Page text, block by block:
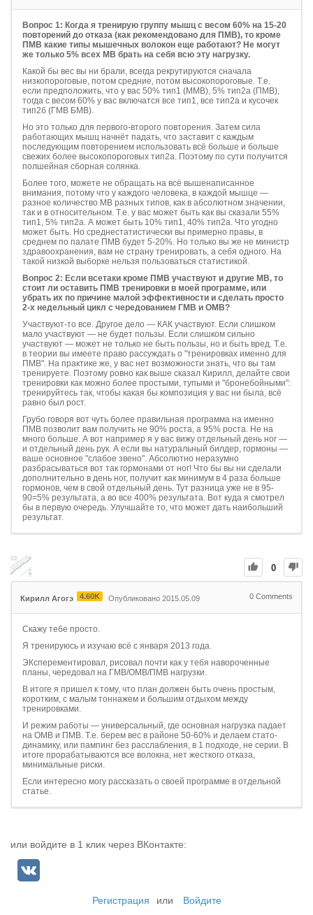
Вопрос 1: Когда я тренирую группу мышц с весом 60% на 15-20
повторений до отказа (как рекомендовано для ПМВ), то кроме
ПМВ какие типы мышечных волокон еще работают? Не могут
же только 5% всех МВ брать на себя всю эту нагрузку.
Какой бы вес вы ни брали, всегда рекрутируются сначала
низкопороговые, потом средние, потом высокопороговые. Т.е.
если предположить, что у вас 50% тип1 (ММВ), 5% тип2а (ПМВ),
тогда с весом 60% у вас включатся все тип1, все тип2а и кусочек
тип2б (ГМВ БМВ).
Но это только для первого-второго повторения. Затем сила
работающих мышц начнёт падать, что заставит с каждым
последующим повторением использовать всё больше и больше
свежих более высокопороговых тип2а. Поэтому по сути получится
полшейная сборная солянка.
Более того, можете не обращать на всё вышенаписанное
внимания, потому что у каждого человека, в каждой мышце —
разное количество МВ разных типов, как в абсолютном значении,
так и в относительном. Т.е. у вас может быть как вы сказали 55%
тип1, 5% тип2а. А может быть 10% тип1, 40% тип2а. Что угодно
может быть. Но среднестатистически вы примерно правы, в
среднем по палате ПМВ будет 5-20%. Но только вы же не министр
здравоохранения, вам не страну тренировать, а себя одного. На
такой низкой выборке нельзя пользоваться статистикой.
Вопрос 2: Если всетаки кроме ПМВ участвуют и другие МВ, то
стоит ли оставить ПМВ тренировки в моей программе, или
убрать их по причине малой эффективности и сделать просто
2-х недельный цикл с чередованием ГМВ и ОМВ?
Участвуют-то все. Другое дело — КАК участвуют. Если слишком
мало участвуют — не будет пользы. Если слишком сильно
участвуют — может не только не быть пользы, но и быть вред. Т.е.
в теории вы имеете право рассуждать о "тренировках именно для
ПМВ". На практике же, у вас нет возможности знать, что вы там
тренируете. Поэтому ровно как выше сказал Кирилл, делайте свои
тренировки как можно более простыми, тупыми и "бронебойными":
тренируйтесь так, чтобы какая бы композиция у вас ни была, всё
равно был рост.
Грубо говоря вот чуть более правильная программа на именно
ПМВ позволит вам получить не 90% роста, а 95% роста. Не на
много больше. А вот например я у вас вижу отдельный день ног —
и отдельный день рук. А если вы натуральный билдер, гормоны —
ваше основное "слабое звено". Абсолютно неразумно
разбрасываться вот так гормонами от ног! Что бы вы ни сделали
дополнительно в день ног, получит как минимум в 4 раза больше
гормонов, чем в свой отдельный день. Тут разница уже не в 95-
90=5% результата, а во все 400% результата. Вот куда я смотрел
бы в первую очередь. Улучшайте то, что может дать наибольший
результат.
0
Кирилл Агогэ 4.60K Опубликовано 2015.05.09 0 Comments
Скажу тебе просто.
Я тренируюсь и изучаю всё с января 2013 года.
ЭКсперементировал, рисовал почти как у тебя навороченные
планы, чередовал на ГМВ/ОМВ/ПМВ нагрузки.
В итоге я пришел к тому, что план должен быть очень простым,
коротким, с малым тоннажем и большим отдыхом между
тренировками.
И режим работы — универсальный, где основная нагрузка падает
на ОМВ и ПМВ. Т.е. берем вес в районе 50-60% и делаем стато-
динамику, или пампинг без расслабления, в 1 подходе, не серии. В
итоге прорабатываются все волокна, нет жесткого отказа,
минимальные риски.
Если интересно могу рассказать о своей программе в отдельной
статье.
или войдите в 1 клик через ВКонтакте:
Регистрация или Войдите